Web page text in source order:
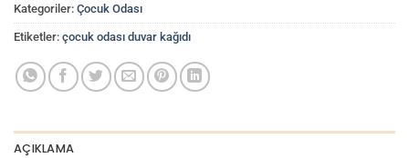
ChatGPT
baskı kalitesine yükseltip
üretim yaparız.
Kategoriler: Çocuk Odası
Etiketler: çocuk odası duvar kağıdı
AÇIKLAMA